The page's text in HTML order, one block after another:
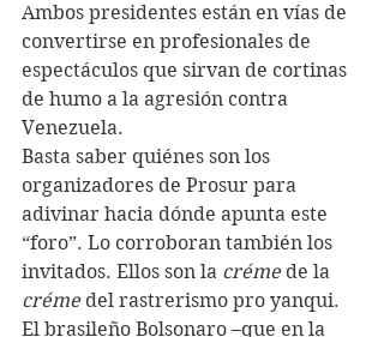
Ambos presidentes están en vías de
convertirse en profesionales de
espectáculos que sirvan de cortinas
de humo a la agresión contra
Venezuela.
Basta saber quiénes son los
organizadores de Prosur para
adivinar hacia dónde apunta este
“foro”. Lo corroboran también los
invitados. Ellos son la créme de la
créme del rastrerismo pro yanqui.
El brasileño Bolsonaro –que en la